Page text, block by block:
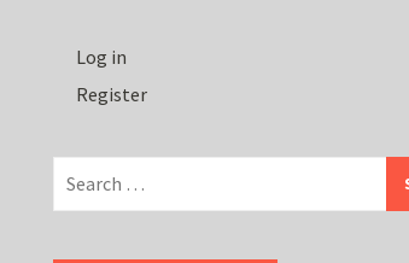
Log in
Register
for: